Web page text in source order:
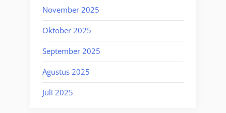
November 2025
Oktober 2025
September 2025
Agustus 2025
Juli 2025